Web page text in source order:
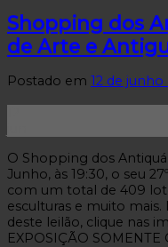
Shopping dos
de Arte e
Postado em 12 de junho
O Shopping dos
Junho, às 19:30, o seu
com um total de 409
esculturas e muito mais.
deste leilão, clique nas
EXPOSIÇÃO